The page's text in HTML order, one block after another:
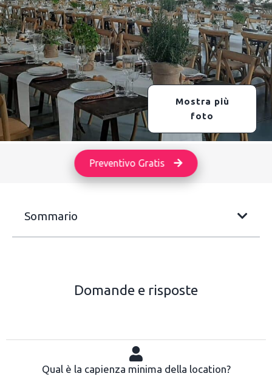
Mostra più
foto
Preventivo Gratis
Sommario
Domande e risposte
Qual è la capienza minima della location?